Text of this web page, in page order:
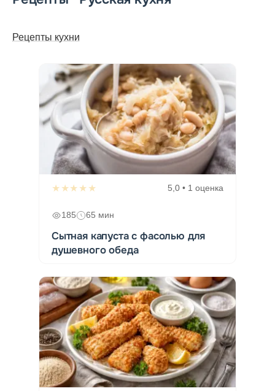
Рецепты кухни
★★★★★ 5,0 • 1 оценка
185 65 мин
Сытная капуста с фасолью для
душевного обеда